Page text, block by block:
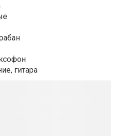
гитара